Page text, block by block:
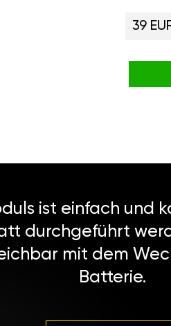
39
ist einfach und
durchgeführt
mit dem
Batterie.